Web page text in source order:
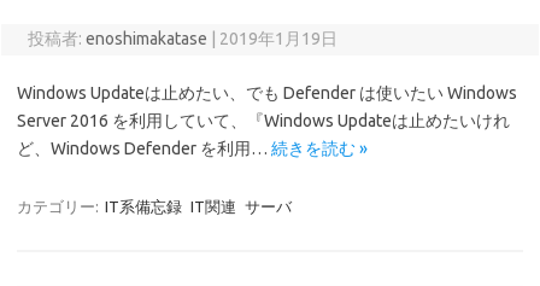
投稿者: enoshimakatase 2019年1月19日
Windows Updateは止めたい、でも Defender は使いたい Windows
Server 2016 を利用していて、『Windows Updateは止めたいけれ
ど、Windows Defender を利用… 続きを読む »
カテゴリー: IT系備忘録 IT関連 サーバ